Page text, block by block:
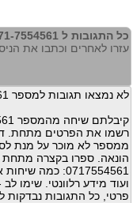
כל התגובות ל 071-7554561
עזרו לאחרים וכתבו את הניסיון
לא נמצאו תגובות למספר 071-755-4561
קיבלתם שיחה מהמספר 071-7554561 ?
רשמו את הפרטים מתחת.
ממספר לא מוכר על מנת
הונאה. ספרו בקצרה
0717554561:
ועוד מידע רלוונטי. שימו
פרטי, כל התגובות נבדקות